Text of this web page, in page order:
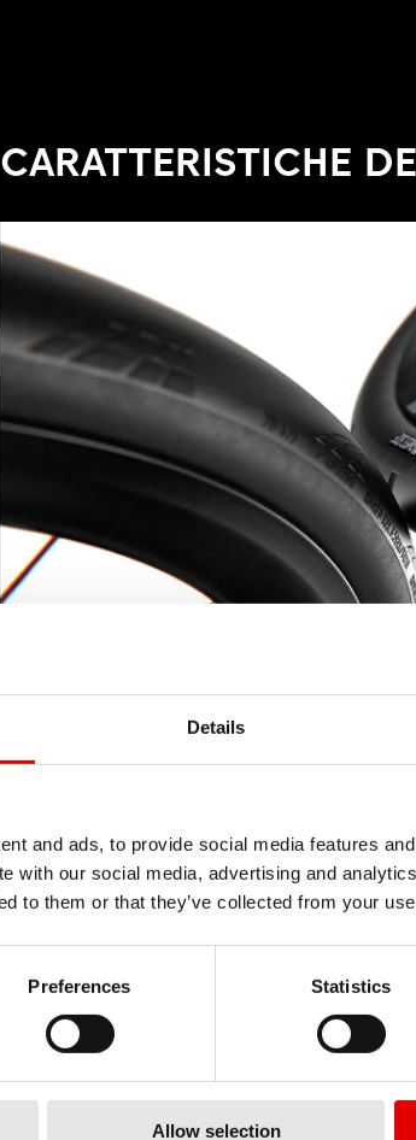
Details
and ads, to provide social media features
with our social media, advertising and
to them or that they’ve collected from your
Preferences Statistics
Allow selection
CARATTERISTICHE